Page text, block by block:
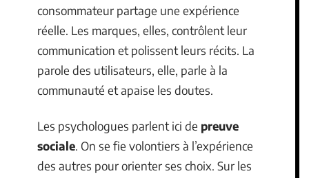
consommateur partage une expérience
réelle. Les marques, elles, contrôlent leur
communication et polissent leurs récits. La
parole des utilisateurs, elle, parle à la
communauté et apaise les doutes.
Les psychologues parlent ici de preuve
sociale. On se fie volontiers à l’expérience
des autres pour orienter ses choix. Sur les